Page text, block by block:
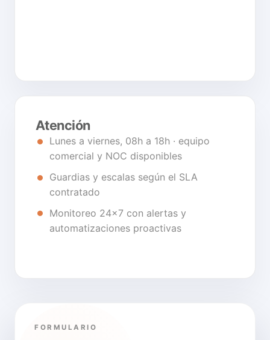
Atención
Lunes a viernes, 08h a 18h · equipo
comercial y NOC disponibles
Guardias y escalas según el SLA
contratado
Monitoreo 24×7 con alertas y
automatizaciones proactivas
FORMULARIO